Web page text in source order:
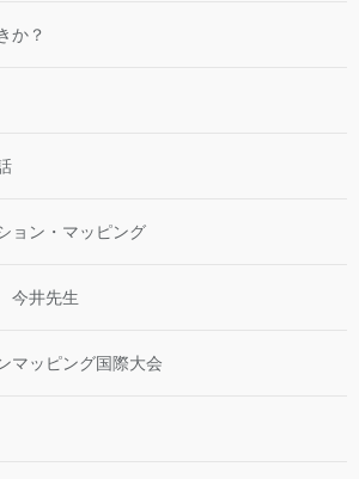
か？
ョン・マッピング
今井先生
マッピング国際大会